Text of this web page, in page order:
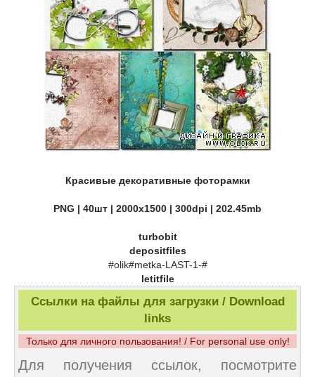
Красивые декоративные фоторамки
PNG | 40шт | 2000х1500 | 300dpi | 202.45mb
turbobit
depositfiles
#olik#metka-LAST-1-#
letitfile
Ссылки на файлы для загрузки / Download
links
Только для личного пользования! / For personal use only!
Для получения ссылок, посмотрите